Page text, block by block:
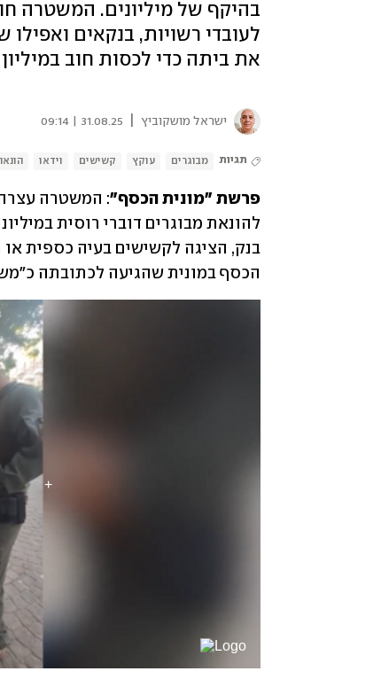
בהיקף של מיליונים. המשטרה
לעובדי רשויות, בנקאים
את ביתה כדי לכסות חוב
ישראל מושקוביץ 31.08.25 | 09:14
תגיות מבוגרים עוקץ קשישים וידאו
פרשת "מונית הכסף"
הכסף במונית שהגיעה לכתובתה